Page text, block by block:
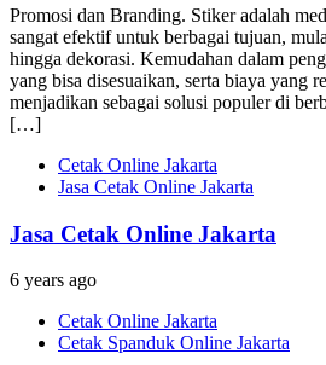
Promosi dan Branding. Stiker adalah
sangat efektif untuk berbagai tujuan,
hingga dekorasi. Kemudahan dalam
yang bisa disesuaikan, serta biaya yang
menjadikan sebagai solusi populer di
[…]
Cetak Online Jakarta
Jasa Cetak Online Jakarta
Jasa Cetak Online Jakarta
6 years ago
Cetak Online Jakarta
Cetak Spanduk Online Jakarta